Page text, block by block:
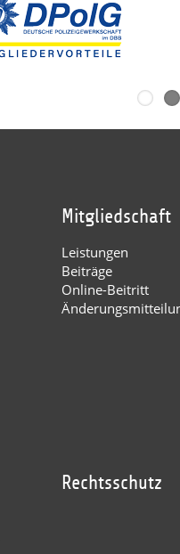
Mitgliedschaft
Leistungen
Beiträge
Online-Beitritt
Rechtsschutz